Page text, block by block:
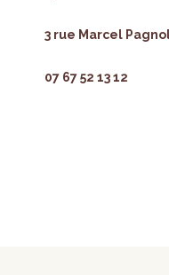
3 rue Marcel
07 67 52 13 12